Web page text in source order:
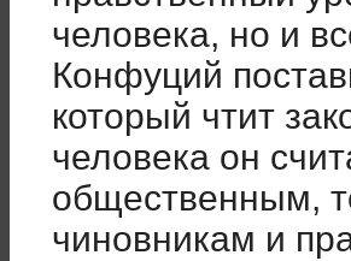
человека, но и
Конфуций
который чтит
человека он
общественным,
чиновникам и